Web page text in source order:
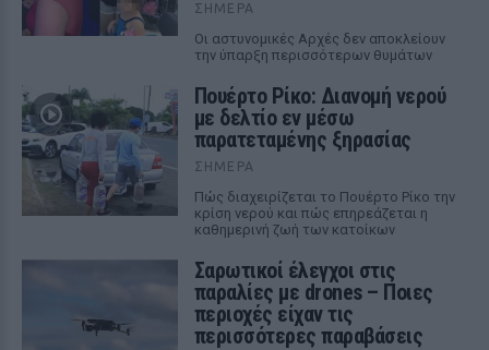
ΣΉΜΕΡΑ
Οι αστυνομικές Αρχές δεν αποκλείουν
την ύπαρξη περισσότερων θυμάτων
Πουέρτο Ρίκο: Διανομή νερού
με δελτίο εν μέσω
παρατεταμένης ξηρασίας
ΣΉΜΕΡΑ
Πώς διαχειρίζεται το Πουέρτο Ρίκο την
κρίση νερού και πώς επηρεάζεται η
καθημερινή ζωή των κατοίκων
Σαρωτικοί έλεγχοι στις
παραλίες με drones – Ποιες
περιοχές είχαν τις
περισσότερες παραβάσεις